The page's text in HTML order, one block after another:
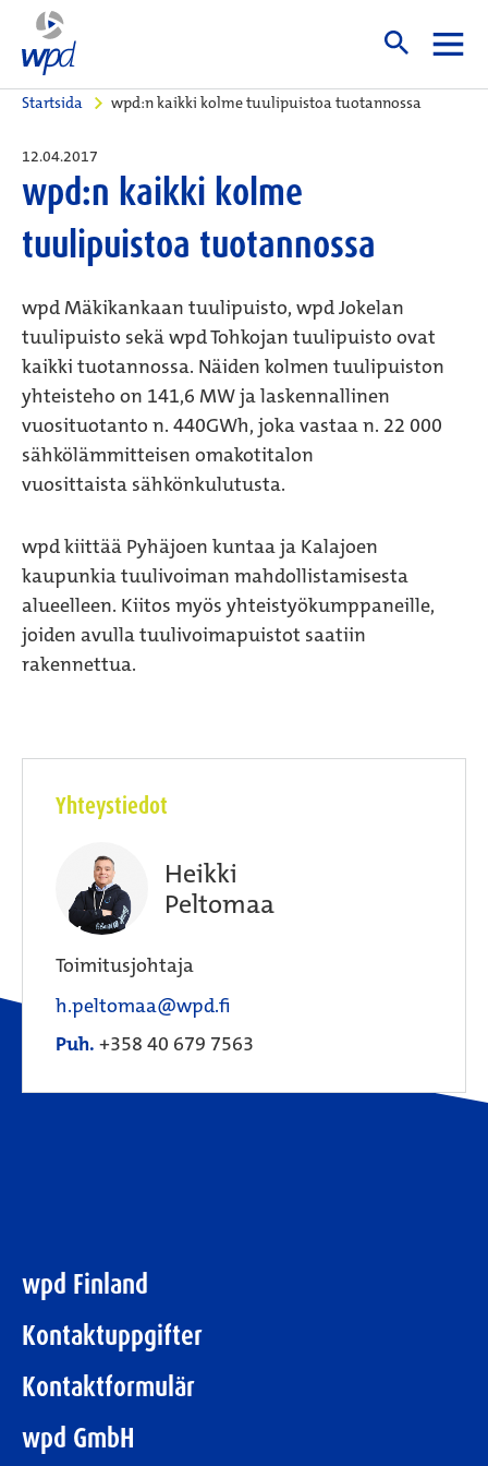
Startsida wpd:n kaikki kolme tuulipuistoa tuotannossa
12.04.2017
wpd:n kaikki kolme
tuulipuistoa tuotannossa
wpd Mäkikankaan tuulipuisto, wpd Jokelan
tuulipuisto sekä wpd Tohkojan tuulipuisto ovat
kaikki tuotannossa. Näiden kolmen tuulipuiston
yhteisteho on 141,6 MW ja laskennallinen
vuosituotanto n. 440GWh, joka vastaa n. 22 000
sähkölämmitteisen omakotitalon
vuosittaista sähkönkulutusta.
wpd kiittää Pyhäjoen kuntaa ja Kalajoen
kaupunkia tuulivoiman mahdollistamisesta
alueelleen. Kiitos myös yhteistyökumppaneille,
joiden avulla tuulivoimapuistot saatiin
rakennettua.
Yhteystiedot
Heikki
Peltomaa
Toimitusjohtaja
h.peltomaa@wpd.fi
Puh. +358 40 679 7563
wpd Finland
Kontaktuppgifter
Kontaktformulär
wpd GmbH